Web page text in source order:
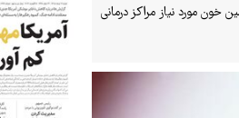
خون مورد نیاز مراکز درمانی